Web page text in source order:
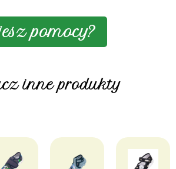
pomocy?
inne produkty